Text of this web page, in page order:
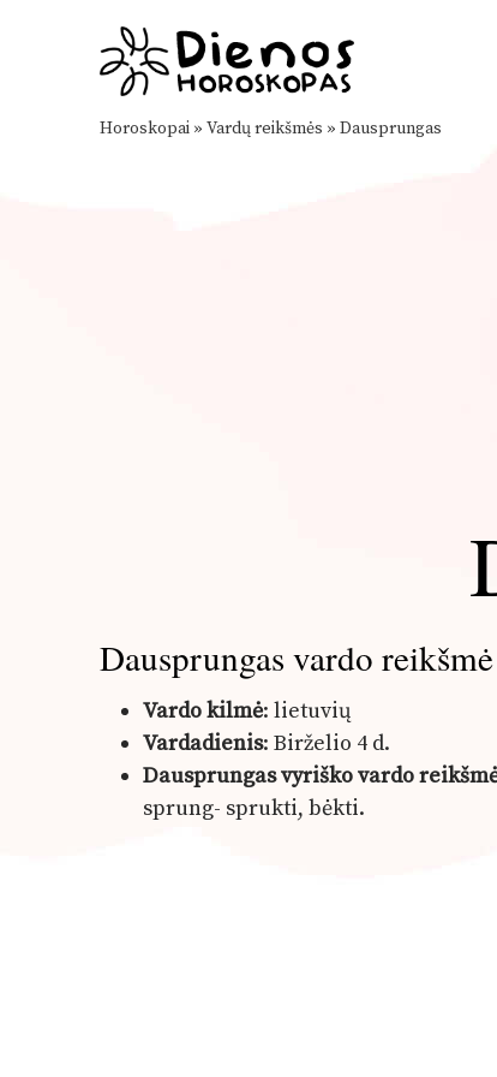
Horoskopai » Vardų reikšmės » Dausprungas
Dausprungas vardo
Vardo kilmė: lietuvių
Vardadienis: Birželio 4 d.
Dausprungas vyriško vardo
sprung- sprukti, bėkti.